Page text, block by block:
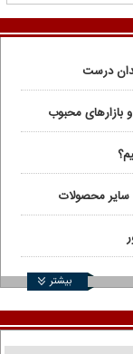
درست
بازارهای محبوب
سایر محصولات
بیشتر